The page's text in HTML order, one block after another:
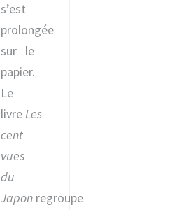
s’est
prolongée
sur le
papier.
Le
livreLes
cent
vues
du
Japon regroupe